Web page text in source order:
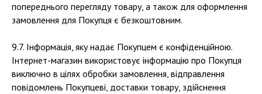
попереднього перегляду товару, а також для оформлення
замовлення для Покупця є безкоштовним.
9.7. Інформація, яку надає Покупцем є конфіденційною.
Інтернет-магазин використовує інформацію про Покупця
виключно в цілях обробки замовлення, відправлення
повідомлень Покупцеві, доставки товару, здійснення